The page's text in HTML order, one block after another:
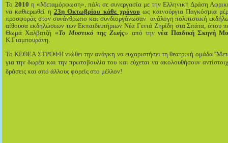
Το 2010 η «Μεταμόρφωση», πάλι σε συνεργασία με την Ελληνική Δράση
να καθιερωθεί η 23η Οκτωβρίου κάθε χρόνου ως καινούργια Παγκόσμια
προσφοράς στον συνάνθρωπο και συνδιοργάνωσαν ανάλογη πολιτιστική
αίθουσα εκδηλώσεων των Εκπαιδευτήριων Νέα Γενιά Ζηρίδη στα Σπάτα, όπου
Θωμά Χαλβατζή «Το Μυστικό της Ζωής» από τηννέα Παιδική Σκηνή
Κ.Γιαμπουράνη.
Το ΚΕΘΕΑ ΣΤΡΟΦΗ νιώθει την ανάγκη να ευχαριστήσει τη θεατρική ομάδα
για την δωρέα και την πρωτοβουλία του και εύχεται να ακολουθήσουν
δράσεις και από άλλους φορείς στο μέλλον!